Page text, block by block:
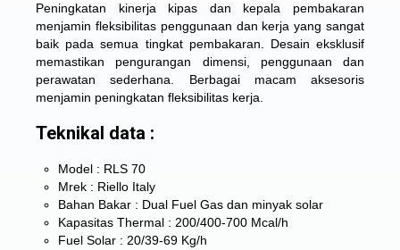
Peningkatan kinerja kipas dan kepala pembakaran
menjamin fleksibilitas penggunaan dan kerja yang sangat
baik pada semua tingkat pembakaran. Desain eksklusif
memastikan pengurangan dimensi, penggunaan dan
perawatan sederhana. Berbagai macam aksesoris
menjamin peningkatan fleksibilitas kerja.
Teknikal data :
Model : RLS 70
Mrek : Riello Italy
Bahan Bakar : Dual Fuel Gas dan minyak solar
Kapasitas Thermal : 200/400-700 Mcal/h
Fuel Solar : 20/39-69 Kg/h